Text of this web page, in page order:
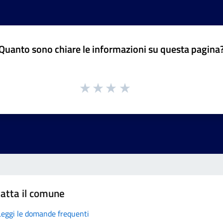
sono chiare le informazioni su questa
il comune
le domande frequenti